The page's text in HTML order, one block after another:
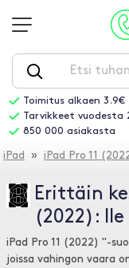
Toimitus alkaen 3.9€
Tarvikkeet vuodesta
850 000 asiakasta
iPad » iPad Pro 11
Erittäin
(2022): lle
iPad Pro 11 (2022) "-
joissa vahingon vaara